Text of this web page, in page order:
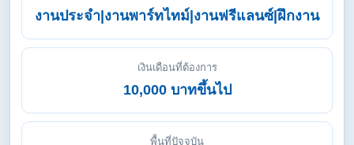
งานประจำ|งานพาร์ทไทม์|งานฟรีแลนซ์|ฝึกงาน
เงินเดือนที่ต้องการ
10,000 บาทขึ้นไป
พื้นที่ปัจจุบัน